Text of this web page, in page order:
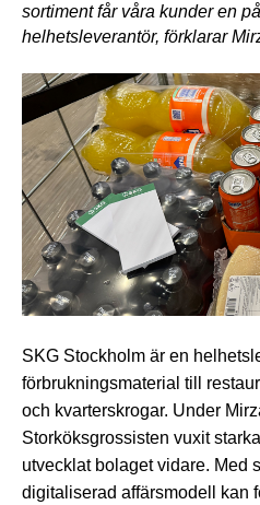
sortiment får våra kunder en
helhetsleverantör, förklarar
SKG Stockholm är en
förbrukningsmaterial till
och kvarterskrogar. Under
Storköksgrossisten vuxit
utvecklat bolaget vidare. Med
digitaliserad affärsmodell kan